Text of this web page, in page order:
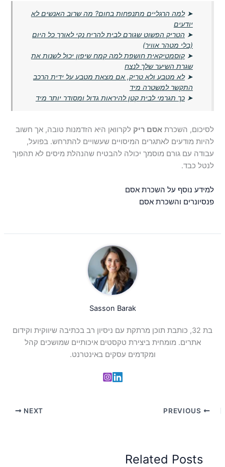
➤למה הרגליים מתנפחות בחום? מה שרוב האנשים לא
יודעים
➤ הטריק הפשוט שגורם לבית להריח נקי לאורך כל היום
(בלי מטהר אוויר)
➤קוסמטיקאית חושפת למה קמח שיפון יכול לשנות את
שגרת השיער שלך לנצח
➤לא מטבע ולא טריק, אם מצאת מטבע על ידית הרכב
התקשר למשטרה מיד
➤כך תגרמי לבית קטן להיראות גדול ומסודר יותר מיד
לסיכום, השכרתאסם ריק לקרוואן היא הזדמנות טובה, אך חשוב
להיות מודעים לאתגרים המיסויים שעשויים להתרחש. בפועל,
עבודה עם גורם מוסמך יכולה להבטיח שהנהלת מיסים לא תהפוך
לנטל כבד.
למידע נוסף על השכרת אסם
פנסיונרים והשכרת אסם
Sasson Barak
בת 32, כותבת תוכן מרתקת עם ניסיון רב בכתיבה שיווקית וקידום
אתרים. מומחית ביצירת טקסטים איכותיים שמושכים קהל
ומקדמים עסקים באינטרנט.
NEXT
Related Posts